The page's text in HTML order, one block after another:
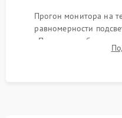
Прогон монитора на
равномерности
Проверка
DisplayPort, VGA) и